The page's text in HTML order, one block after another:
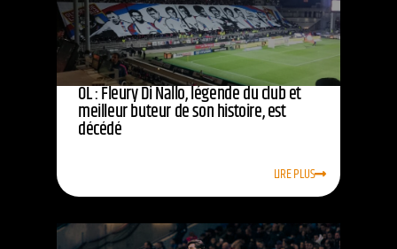
OL : Fleury Di Nallo, légende du club et
meilleur buteur de son histoire, est
décédé
LIRE PLUS